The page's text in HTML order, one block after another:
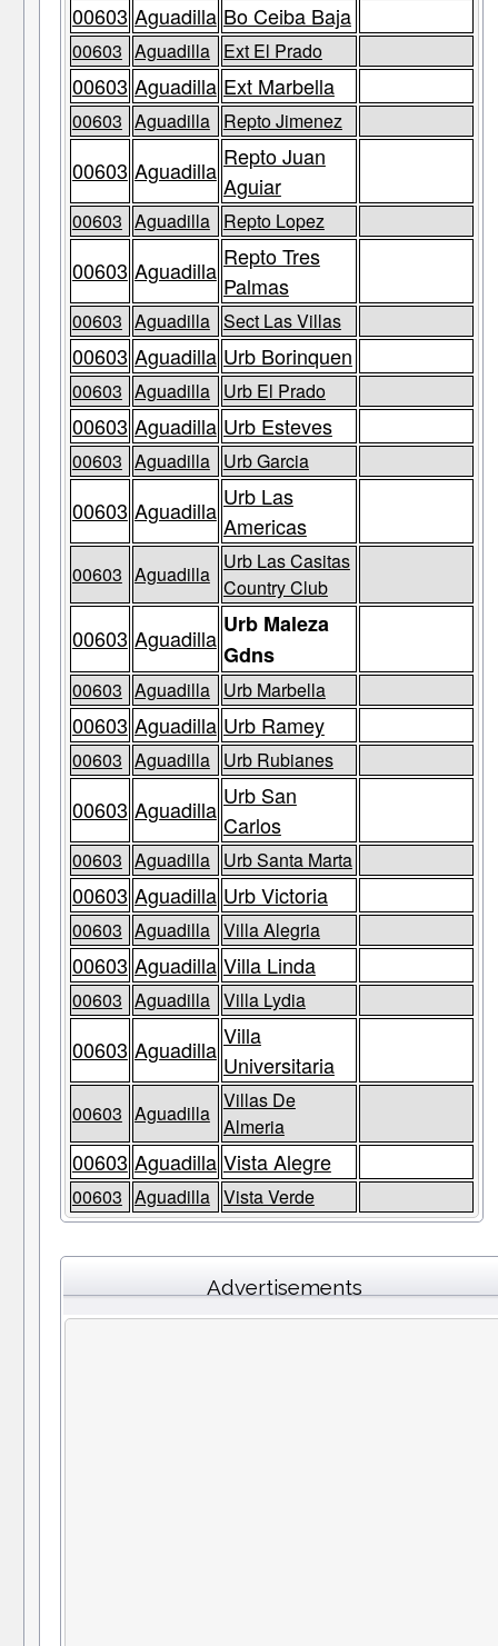
00603 Aguadilla Bo Ceiba Baja
00603 Aguadilla Ext El Prado
00603 Aguadilla Ext Marbella
00603 Aguadilla Repto Jimenez
00603 Aguadilla Repto Juan
Aguiar
00603 Aguadilla Repto Lopez
00603 Aguadilla Repto Tres
Palmas
00603 Aguadilla Sect Las Villas
00603 Aguadilla Urb Borinquen
00603 Aguadilla Urb El Prado
00603 Aguadilla Urb Esteves
00603 Aguadilla Urb Garcia
00603 Aguadilla Urb Las
Americas
00603 Aguadilla
Urb Las Casitas
Country Club
00603 Aguadilla Urb Maleza
Gdns
00603 Aguadilla Urb Marbella
00603 Aguadilla Urb Ramey
00603 Aguadilla Urb Rubianes
00603 Aguadilla Urb San
Carlos
00603 Aguadilla Urb Santa Marta
00603 Aguadilla Urb Victoria
00603 Aguadilla Villa Alegria
00603 Aguadilla Villa Linda
00603 Aguadilla Villa Lydia
00603 Aguadilla Villa
Universitaria
00603 Aguadilla
Villas De
Almeria
00603 Aguadilla Vista Alegre
00603 Aguadilla Vista Verde
Advertisements